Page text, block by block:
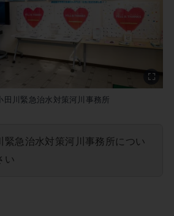
田川緊急治水対策河川事務所
緊急治水対策河川事務所につい
い